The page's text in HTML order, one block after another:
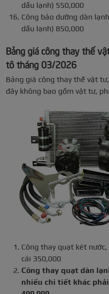
dầu lạnh) 550,000
Công bảo dưỡng dàn
dầu lạnh) 850,000
Bảng giá công thay thế
tô tháng 03/2026
Bảng giá công thay thế vật
đây không bao gồm vật tư,
Công thay quạt két
cái 350,000
Công thay quạt dàn
nhiều chi tiết khác